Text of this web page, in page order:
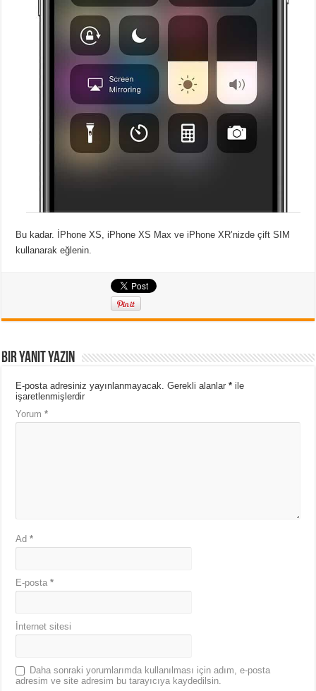
Bu kadar. İPhone XS, iPhone XS Max ve iPhone XR’nizde çift SIM
kullanarak eğlenin.
Bir yanıt yazın
E-posta adresiniz yayınlanmayacak. Gerekli alanlar* ile
işaretlenmişlerdir
Yorum*
Ad*
E-posta*
İnternet sitesi
Daha sonraki yorumlarımda kullanılması için adım, e-posta
adresim ve site adresim bu tarayıcıya kaydedilsin.